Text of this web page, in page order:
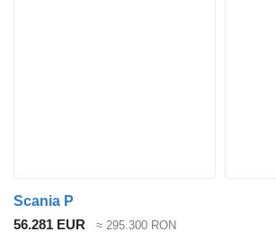
Scania P
56.281 EUR
≈ 295.300 RON